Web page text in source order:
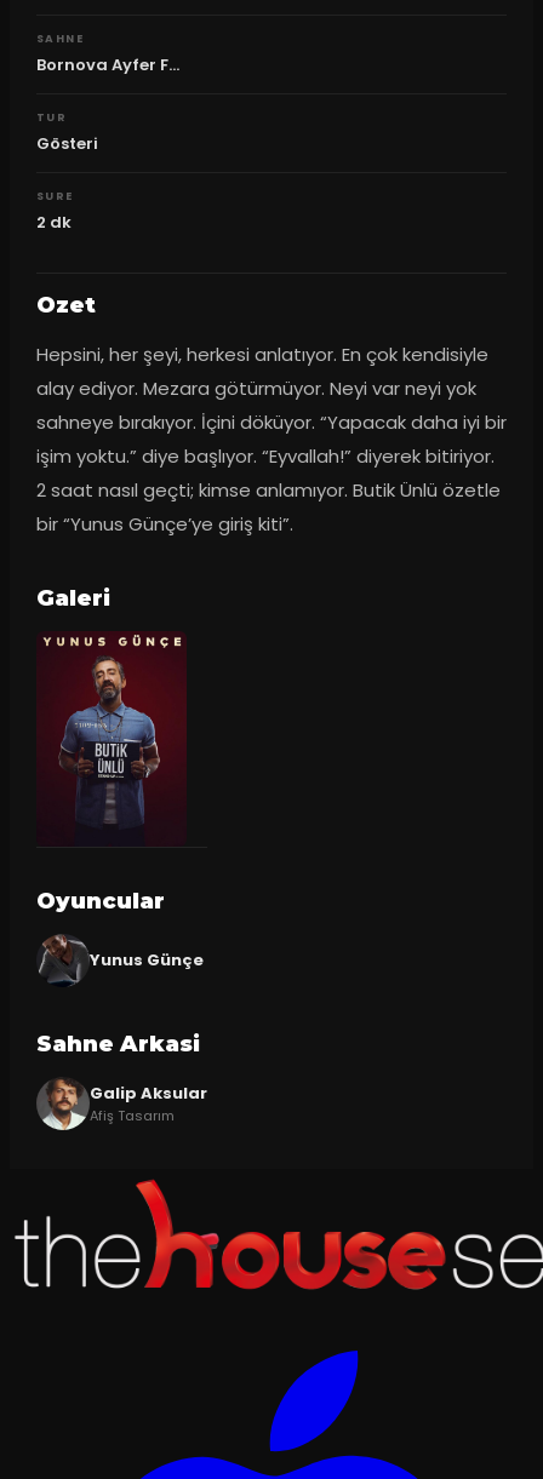
SAHNE
Bornova Ayfer F...
TUR
Gösteri
SURE
2 dk
Ozet
Hepsini, her şeyi, herkesi anlatıyor. En çok kendisiyle
alay ediyor. Mezara götürmüyor. Neyi var neyi yok
sahneye bırakıyor. İçini döküyor. “Yapacak daha iyi bir
işim yoktu.” diye başlıyor. “Eyvallah!” diyerek bitiriyor.
2 saat nasıl geçti; kimse anlamıyor. Butik Ünlü özetle
bir “Yunus Günçe’ye giriş kiti”.
Galeri
Oyuncular
Yunus Günçe
Sahne Arkasi
Galip Aksular
Afiş Tasarım